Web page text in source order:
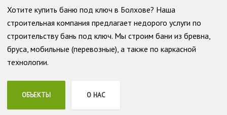
Хотите купить баню под ключ в Болхове? Наша
строительная компания предлагает недорого услуги по
строительству бань под ключ. Мы строим бани из бревна,
бруса, мобильные (перевозные), а также по каркасной
технологии.
ОБЪЕКТЫ О НАС